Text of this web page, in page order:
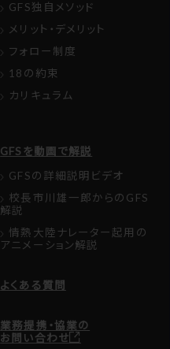
GFS独自メソッド
メリット・デメリット
フォロー制度
18の約束
カリキュラム
GFSを動画で解説
GFSの詳細説明ビデオ
校長市川雄一郎からのGFS
解説
情熱大陸ナレーター起用の
アニメーション解説
よくある質問
業務提携・協業の
お問い合わせ